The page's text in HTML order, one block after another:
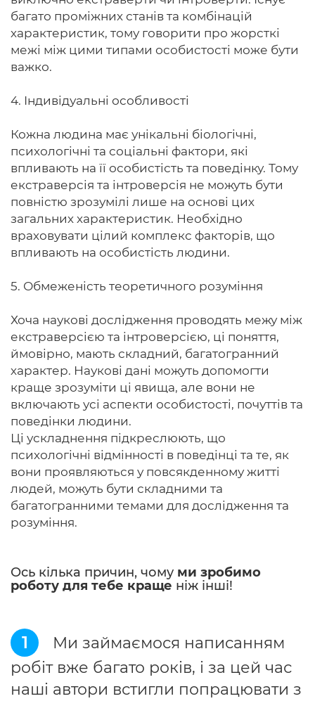
багато проміжних станів та комбінацій
характеристик, тому говорити про жорсткі
межі між цими типами особистості може бути
важко.
4. Індивідуальні особливості
Кожна людина має унікальні біологічні,
психологічні та соціальні фактори, які
впливають на її особистість та поведінку. Тому
екстраверсія та інтроверсія не можуть бути
повністю зрозумілі лише на основі цих
загальних характеристик. Необхідно
враховувати цілий комплекс факторів, що
впливають на особистість людини.
5. Обмеженість теоретичного розуміння
Хоча наукові дослідження проводять межу між
екстраверсією та інтроверсією, ці поняття,
ймовірно, мають складний, багатогранний
характер. Наукові дані можуть допомогти
краще зрозуміти ці явища, але вони не
включають усі аспекти особистості, почуттів та
поведінки людини.
Ці ускладнення підкреслюють, що
психологічні відмінності в поведінці та те, як
вони проявляються у повсякденному житті
людей, можуть бути складними та
багатогранними темами для дослідження та
розуміння.
Ось кілька причин, чому ми зробимо
роботу для тебе краще ніж інші!
1
Ми займаємося написанням
робіт вже багато років, і за цей час
наші автори встигли попрацювати з